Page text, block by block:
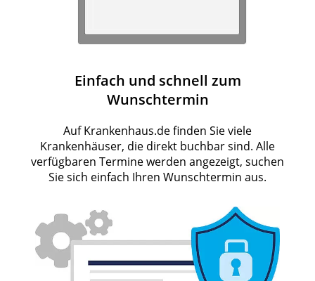
Einfach und schnell zum
Wunschtermin
Auf Krankenhaus.de finden Sie viele
Krankenhäuser, die direkt buchbar sind. Alle
verfügbaren Termine werden angezeigt, suchen
Sie sich einfach Ihren Wunschtermin aus.